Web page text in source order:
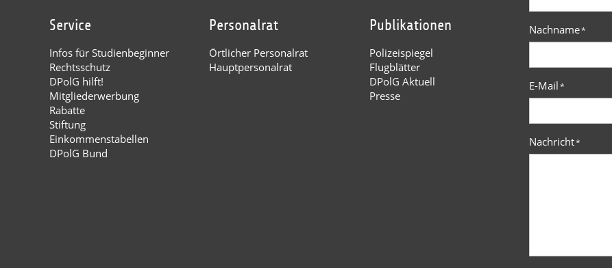
Service
Infos für Studienbeginner
Rechtsschutz
DPolG hilft!
Mitgliederwerbung
Rabatte
Stiftung
Einkommenstabellen
DPolG Bund
Personalrat
Örtlicher Personalrat
Hauptpersonalrat
Publikationen
Polizeispiegel
Flugblätter
DPolG Aktuell
Presse
Nachname*
E-Mail*
Nachricht*